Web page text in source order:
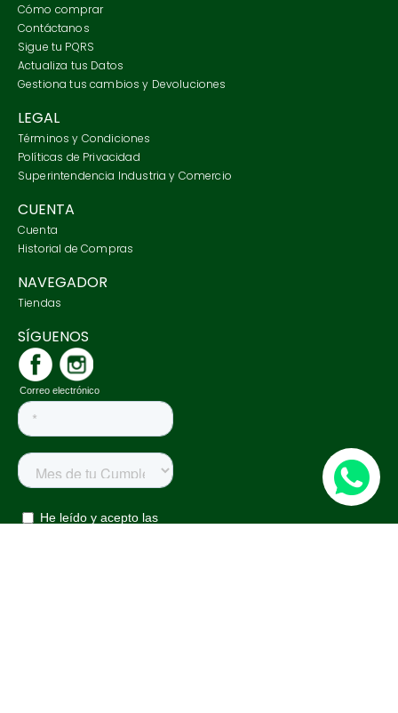
Cómo comprar
Contáctanos
Sigue tu PQRS
Actualiza tus Datos
Gestiona tus cambios y Devoluciones
LEGAL
Términos y Condiciones
Políticas de Privacidad
Superintendencia Industria y Comercio
CUENTA
Cuenta
Historial de Compras
NAVEGADOR
Tiendas
SÍGUENOS